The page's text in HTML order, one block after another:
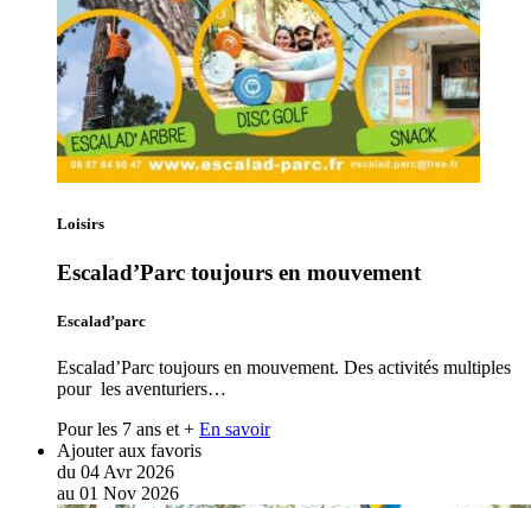
Loisirs
Escalad’Parc toujours en mouvement
Escalad’parc
Escalad’Parc toujours en mouvement. Des activités multiples
pour les aventuriers…
Pour les 7 ans et + En savoir
Ajouter aux favoris
du 04 Avr 2026
au 01 Nov 2026